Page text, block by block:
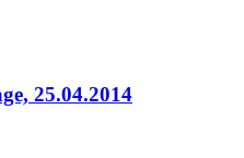
25.04.2014